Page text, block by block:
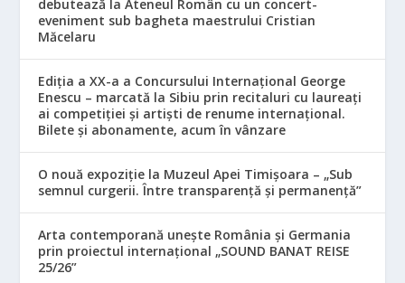
debutează la Ateneul Român cu un concert-
eveniment sub bagheta maestrului Cristian
Măcelaru
Ediția a XX-a a Concursului Internațional George
Enescu – marcată la Sibiu prin recitaluri cu laureați
ai competiției și artiști de renume internațional.
Bilete și abonamente, acum în vânzare
O nouă expoziție la Muzeul Apei Timișoara – „Sub
semnul curgerii. Între transparență și permanență”
Arta contemporană unește România și Germania
prin proiectul internațional „SOUND BANAT REISE
25/26”